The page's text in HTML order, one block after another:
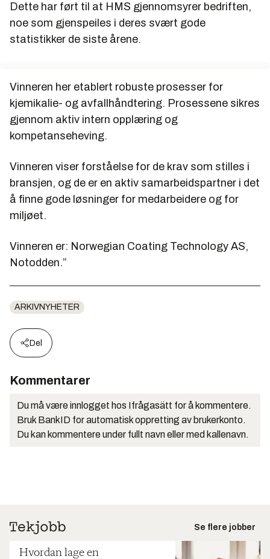
Dette har ført til at HMS gjennomsyrer bedriften,
noe som gjenspeiles i deres svært gode
statistikker de siste årene.
Vinneren her etablert robuste prosesser for
kjemikalie- og avfallhåndtering. Prosessene sikres
gjennom aktiv intern opplæring og
kompetanseheving.
Vinneren viser forståelse for de krav som stilles i
bransjen, og de er en aktiv samarbeidspartner i det
å finne gode løsninger for medarbeidere og for
miljøet.
Vinneren er: Norwegian Coating Technology AS,
Notodden.”
ARKIVNYHETER
Del
Kommentarer
Du må være innlogget hos Ifrågasätt for å kommentere.
Bruk BankID for automatisk oppretting av brukerkonto.
Du kan kommentere under fullt navn eller med kallenavn.
Se flere jobber
Hvordan lage en